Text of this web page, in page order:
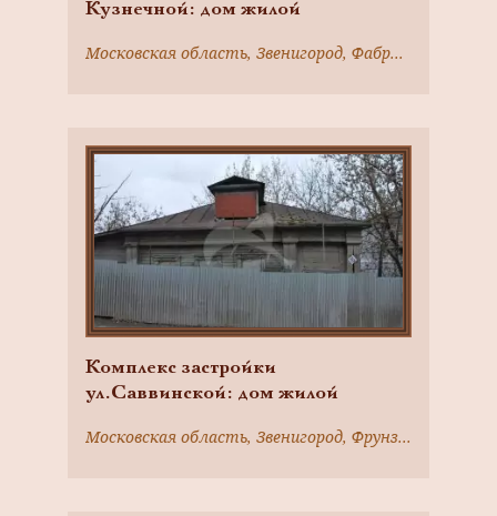
Кузнечной: дом жилой
Московская область, Звенигород, Фабричного ул., 5
Комплекс застройки
ул.Саввинской: дом жилой
Московская область, Звенигород, Фрунзе ул., 30